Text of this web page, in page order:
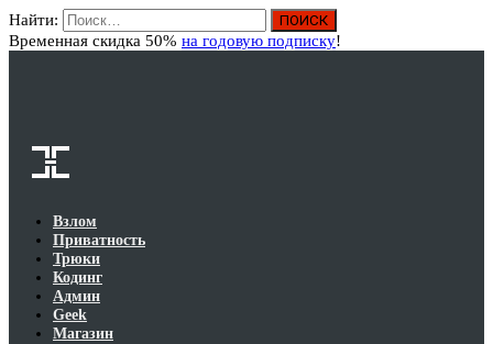
Найти:
Временная скидка 50% на годовую подписку!
Взлом
Приватность
Трюки
Кодинг
Админ
Geek
Магазин